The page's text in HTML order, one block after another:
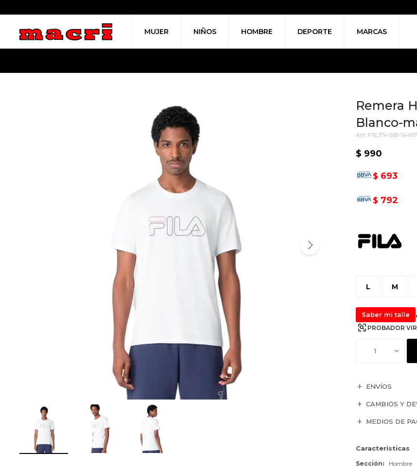
MUJER NIÑOS HOMBRE DEPORTE MARCAS
Remera
Blanco-
F11L174-518-
$ 990
$ 693
$ 792
L M
Saber mi talle
PROBADOR
1
ENVÍOS
CAMBIOS Y
MEDIOS DE
Características
Sección Hombre